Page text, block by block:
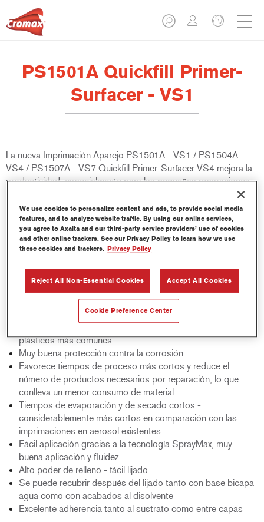
PS1501A Quickfill Primer-
Surfacer - VS1
La nueva Imprimación Aparejo PS1501A - VS1 / PS1504A -
VS4 / PS1507A - VS7 Quickfill Primer-Surfacer VS4 mejora la
productividad, especialmente para las pequeñas reparaciones.
El proceso de reparación se acorta considerablemente gracias
a la reducción de los pasos del proceso, su sencilla aplicación
universal y secado rápido. El producto está diseñado para
mejorar los procesos de trabajo rápidos y puede utilizarse
directamente sobre metal desnudo y los sustratos plásticos
Quickfill Primer-Surfacer ayuda a los talleres a ser más
eficientes, rentables y sostenibles.
Características del producto
Aplicación directa sobre todos los sustratos metálicos y
plásticos más comunes
Muy buena protección contra la corrosión
Favorece tiempos de proceso más cortos y reduce el
número de productos necesarios por reparación, lo que
conlleva un menor consumo de material
Tiempos de evaporación y de secado cortos -
considerablemente más cortos en comparación con las
imprimaciones en aerosol existentes
Fácil aplicación gracias a la tecnología SprayMax, muy
buena aplicación y fluidez
Alto poder de relleno - fácil lijado
Se puede recubrir después del lijado tanto con base bicapa
agua como con acabados al disolvente
Excelente adherencia tanto al sustrato como entre capas
We use cookies to personalize content and ads, to provide social media
features, and to analyze website traffic. By using our online services,
you agree to Axalta and our third-party service providers’ use of cookies
and other online trackers. See our Privacy Policy to learn how we use
these cookies and trackers. Privacy Policy
Reject All Non-Essential Cookies Accept All Cookies
Cookie Preference Center